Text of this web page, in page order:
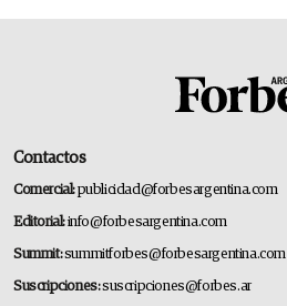
Contactos
Comercial:publicidad@forbesargentina.com
Editorial:info@forbesargentina.com
Summit:summitforbes@forbesargentina.com
Suscripciones:suscripciones@forbes.ar